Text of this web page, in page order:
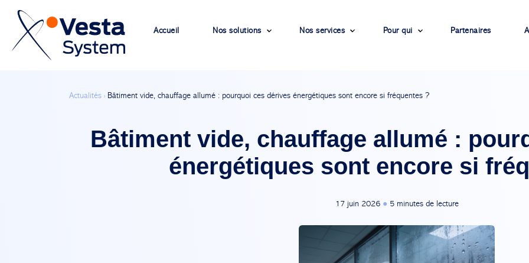
Accueil Nos solutions Nos services Pour qui Partenaires
Actualités › Bâtiment vide, chauffage allumé : pourquoi ces dérives énergétiques sont encore si fréquentes ?
Bâtiment vide, chauffage allumé :
énergétiques sont encore si
17 juin 2026 ● 5 minutes de lecture